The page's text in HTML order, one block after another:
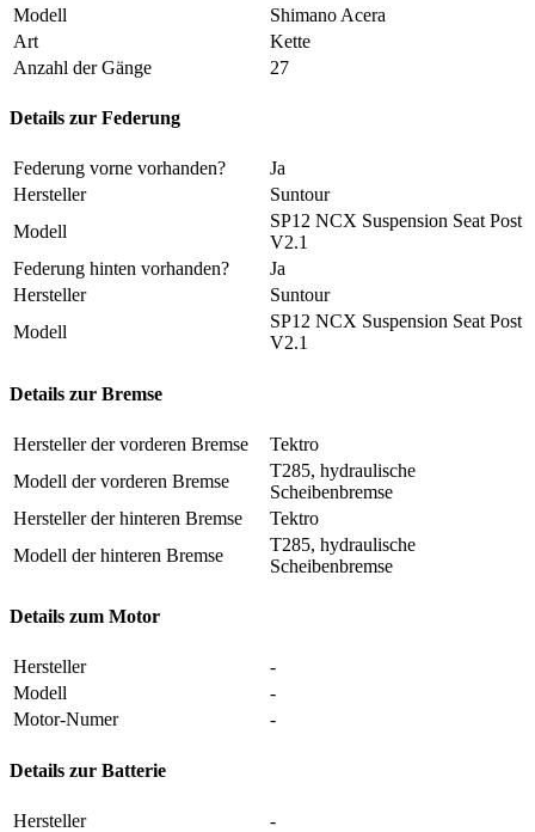
Modell
Shimano Acera
Art
Kette
Anzahl der Gänge
27
Details zur Federung
Federung vorne vorhanden?
Ja
Hersteller
Suntour
Modell
SP12 NCX Suspension Seat Post
V2.1
Federung hinten vorhanden?
Ja
Hersteller
Suntour
Modell
SP12 NCX Suspension Seat Post
V2.1
Details zur Bremse
Hersteller der vorderen Bremse
Tektro
Modell der vorderen Bremse
T285, hydraulische
Scheibenbremse
Hersteller der hinteren Bremse
Tektro
Modell der hinteren Bremse
T285, hydraulische
Scheibenbremse
Details zum Motor
Hersteller
-
Modell
-
Motor-Numer
-
Details zur Batterie
Hersteller
-